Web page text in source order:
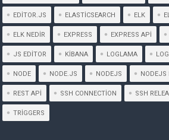
EDITOR.JS ELASTICSEARCH ELK
ELK NEDIR EXPRESS EXPRESS API
JS EDITOR KIBANA LOGLAMA
NODE NODE.JS NODEJS NODEJS
REST API SSH CONNECTION SSH
TRIGGERS